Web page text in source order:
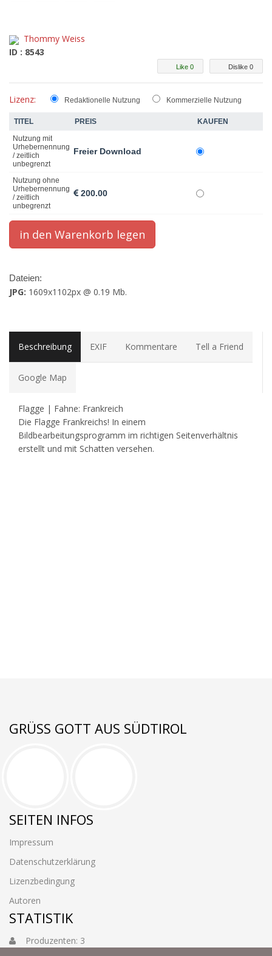
Thommy Weiss
ID : 8543
Dislike 0
Like 0
Lizenz: Redaktionelle Nutzung Kommerzielle Nutzung
TITEL PREIS
KAUFEN
Nutzung mit
Urhebernennung
/ zeitlich
unbegrenzt
Freier Download
Nutzung ohne
Urhebernennung
/ zeitlich
unbegrenzt
200.00
Dateien:
JPG: 1609x1102px @ 0.19 Mb.
Beschreibung EXIF Kommentare Tell a Friend
Google Map
Flagge | Fahne: Frankreich
Die Flagge Frankreichs! In einem
Bildbearbeitungsprogramm im richtigen Seitenverhältnis
erstellt und mit Schatten versehen.
GRÜSS GOTT AUS SÜDTIROL
SEITEN INFOS
Impressum
Datenschutzerklärung
Lizenzbedingung
Autoren
STATISTIK
Produzenten: 3